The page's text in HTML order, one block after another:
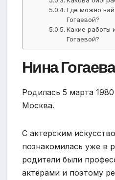
Где можно
Гогаевой?
Какие работы
Гогаевой?
Нина Гогаева
Родилась 5 марта
Москва.
С актерским
познакомилась уже в
родители были
актёрами и поэтому